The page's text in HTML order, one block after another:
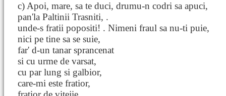
c) Apoi, mare, sa te duci, drumu-n codri sa apuci,
pan'la Paltinii Trasniti, .
unde-s fratii popositi! . Nimeni fraul sa nu-ti puie,
nici pe tine sa se suie,
far' d-un tanar sprancenat
si cu urme de varsat,
cu par lung si galbior,
care-mi este fratior,